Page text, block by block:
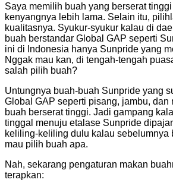
Saya memilih buah yang berserat
kenyangnya lebih lama. Selain itu,
kualitasnya. Syukur-syukur kalau di
buah berstandar Global GAP seperti
ini di Indonesia hanya Sunpride yang
Nggak mau kan, di tengah-tengah
salah pilih buah?
Untungnya buah-buah Sunpride yang
Global GAP seperti pisang, jambu, dan
buah berserat tinggi. Jadi gampang
tinggal menuju etalase Sunpride
keliling-keliling dulu kalau sebelumnya
mau pilih buah apa.
Nah, sekarang pengaturan makan
terapkan: